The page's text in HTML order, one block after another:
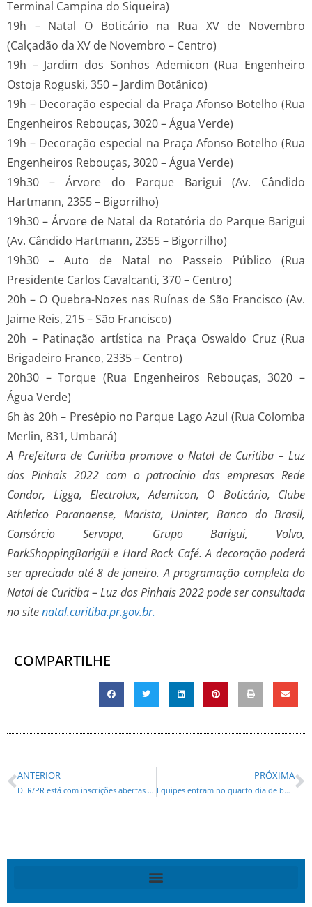
Terminal Campina do Siqueira)
19h – Natal O Boticário na Rua XV de Novembro
(Calçadão da XV de Novembro – Centro)
19h – Jardim dos Sonhos Ademicon (Rua Engenheiro
Ostoja Roguski, 350 – Jardim Botânico)
19h – Decoração especial da Praça Afonso Botelho (Rua
Engenheiros Rebouças, 3020 – Água Verde)
19h – Decoração especial na Praça Afonso Botelho (Rua
Engenheiros Rebouças, 3020 – Água Verde)
19h30 – Árvore do Parque Barigui (Av. Cândido
Hartmann, 2355 – Bigorrilho)
19h30 – Árvore de Natal da Rotatória do Parque Barigui
(Av. Cândido Hartmann, 2355 – Bigorrilho)
19h30 – Auto de Natal no Passeio Público (Rua
Presidente Carlos Cavalcanti, 370 – Centro)
20h – O Quebra-Nozes nas Ruínas de São Francisco (Av.
Jaime Reis, 215 – São Francisco)
20h – Patinação artística na Praça Oswaldo Cruz (Rua
Brigadeiro Franco, 2335 – Centro)
20h30 – Torque (Rua Engenheiros Rebouças, 3020 –
Água Verde)
6h às 20h – Presépio no Parque Lago Azul (Rua Colomba
Merlin, 831, Umbará)
A Prefeitura de Curitiba promove o Natal de Curitiba – Luz
dos Pinhais 2022 com o patrocínio das empresas Rede
Condor, Ligga, Electrolux, Ademicon, O Boticário, Clube
Athletico Paranaense, Marista, Uninter, Banco do Brasil,
Consórcio Servopa, Grupo Barigui, Volvo,
ParkShoppingBarigüi e Hard Rock Café. A decoração poderá
ser apreciada até 8 de janeiro. A programação completa do
Natal de Curitiba – Luz dos Pinhais 2022 pode ser consultada
no sitenatal.curitiba.pr.gov.br.
COMPARTILHE
ANTERIOR
DER/PR está com inscrições abertas para as audiências públicas da Ponte de Guaratuba
PRÓXIMA
Equipes entram no quarto dia de buscas e avançam na limpeza da pista sul da BR-376